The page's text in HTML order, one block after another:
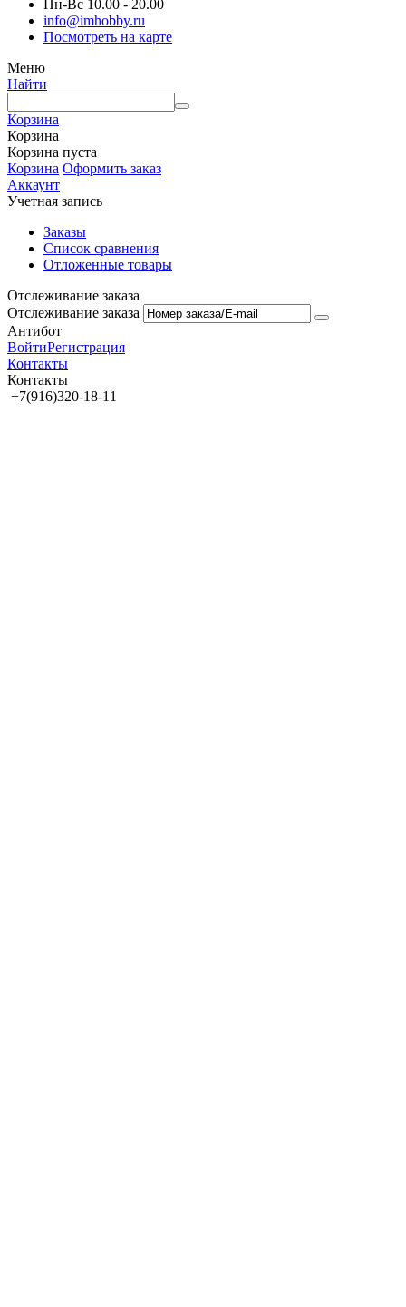
Пн-Вс 10.00 - 20.00
info@imhobby.ru
Посмотреть на карте
Меню
Найти
Корзина
Корзина
Корзина пуста
Корзина Оформить заказ
Аккаунт
Учетная запись
Заказы
Список сравнения
Отложенные товары
Отслеживание заказа
Отслеживание заказа
Антибот
ВойтиРегистрация
Контакты
Контакты
+7(916)320-18-11